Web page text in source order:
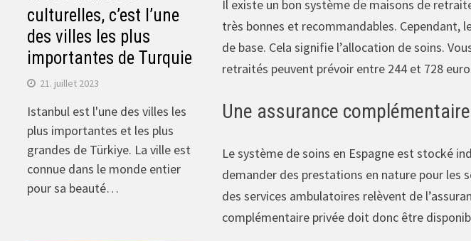
Il existe un bon système de maisons de
très bonnes et recommandables. Cependant,
de base. Cela signifie l’allocation de soins.
retraités peuvent prévoir entre 244 et 728
Une assurance
Le système de soins en Espagne est stocké
demander des prestations en nature pour les
des services ambulatoires relèvent de
complémentaire privée doit donc être
culturelles, c’est l’une
des villes les plus
importantes de Turquie
21. juillet 2023
Istanbul est l'une des villes les
plus importantes et les plus
grandes de Türkiye. La ville est
connue dans le monde entier
pour sa beauté…